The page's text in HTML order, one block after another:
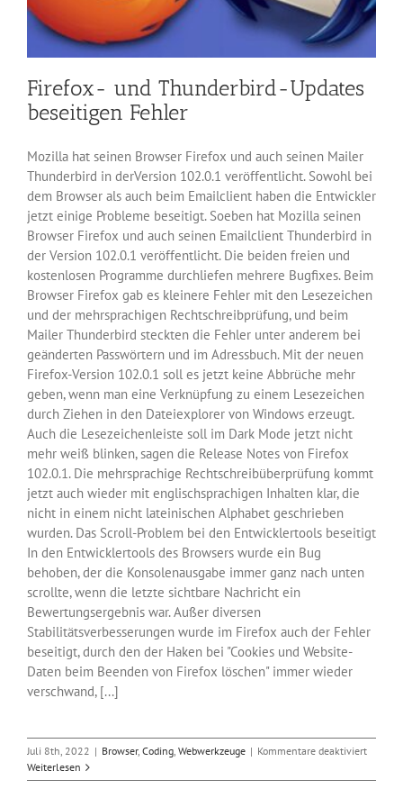
Firefox- und Thunderbird-Updates
beseitigen Fehler
Mozilla hat seinen Browser Firefox und auch seinen Mailer
Thunderbird in derVersion 102.0.1 veröffentlicht. Sowohl bei
dem Browser als auch beim Emailclient haben die Entwickler
jetzt einige Probleme beseitigt. Soeben hat Mozilla seinen
Browser Firefox und auch seinen Emailclient Thunderbird in
der Version 102.0.1 veröffentlicht. Die beiden freien und
kostenlosen Programme durchliefen mehrere Bugfixes. Beim
Browser Firefox gab es kleinere Fehler mit den Lesezeichen
und der mehrsprachigen Rechtschreibprüfung, und beim
Mailer Thunderbird steckten die Fehler unter anderem bei
geänderten Passwörtern und im Adressbuch. Mit der neuen
Firefox-Version 102.0.1 soll es jetzt keine Abbrüche mehr
geben, wenn man eine Verknüpfung zu einem Lesezeichen
durch Ziehen in den Dateiexplorer von Windows erzeugt.
Auch die Lesezeichenleiste soll im Dark Mode jetzt nicht
mehr weiß blinken, sagen die Release Notes von Firefox
102.0.1. Die mehrsprachige Rechtschreibüberprüfung kommt
jetzt auch wieder mit englischsprachigen Inhalten klar, die
nicht in einem nicht lateinischen Alphabet geschrieben
wurden. Das Scroll-Problem bei den Entwicklertools beseitigt
In den Entwicklertools des Browsers wurde ein Bug
behoben, der die Konsolenausgabe immer ganz nach unten
scrollte, wenn die letzte sichtbare Nachricht ein
Bewertungsergebnis war. Außer diversen
Stabilitätsverbesserungen wurde im Firefox auch der Fehler
beseitigt, durch den der Haken bei "Cookies und Website-
Daten beim Beenden von Firefox löschen" immer wieder
verschwand, [...]
Juli 8th, 2022 | Browser, Coding, Webwerkzeuge | Kommentare deaktiviertfür
und
Weiterlesen